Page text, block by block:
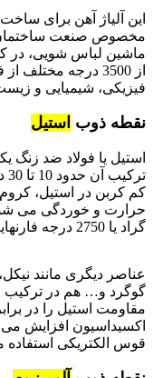
این آلیاژ آهن برای
مخصوص صنعت
ماشین لباس شویی، در
از 3500 درجه
فیزیکی، شیمیایی و
نقطه ذوب استیل
استیل یا فولاد ضد زنگ
کم کربن در استیل، کروم
گراد یا 2750 درجه فارنهایت است.
عناصر دیگری مانند
گوگرد و… هم در ترکیب
مقاومت استیل را در
اکسیداسیون افزایش
قوس الکتریکی